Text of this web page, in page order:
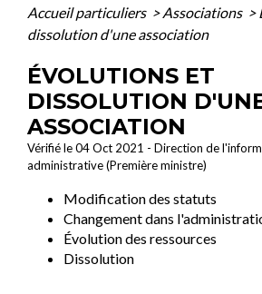
Accueil particuliers > Associations >
dissolution d'une association
ÉVOLUTIONS ET
DISSOLUTION
ASSOCIATION
Vérifié le 04 Oct 2021 - Direction de
administrative (Première ministre)
Modification des statuts
Changement dans
Évolution des ressources
Dissolution